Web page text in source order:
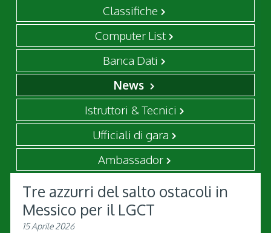
Classifiche
Computer List
Banca Dati
News
Istruttori & Tecnici
Ufficiali di gara
Ambassador
Tre azzurri del salto ostacoli in
Messico per il LGCT
15 Aprile 2026